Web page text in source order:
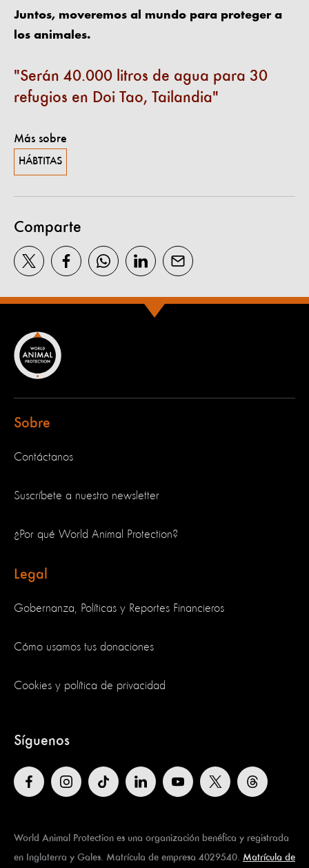
Juntos, moveremos al mundo para proteger a
los animales.
Serán 40.000 litros de agua para 30
refugios en Doi Tao, Tailandia
Más sobre
HÁBTITAS
Comparte
Sobre
Contáctanos
Suscríbete a nuestro newsletter
¿Por qué World Animal Protection?
Legal
Gobernanza, Políticas y Reportes Financieros
Cómo usamos tus donaciones
Cookies y política de privacidad
Síguenos
World Animal Protection es una organización benéfica y registrada
en Inglaterra y Gales. Matrícula de empresa 4029540. Matrícula de